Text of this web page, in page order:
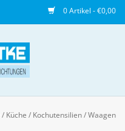
0 Artikel - €0,00
/ Küche / Kochutensilien/Waagen